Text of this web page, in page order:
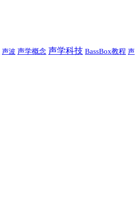
声波 声学概念 声学科技 BassBox教程 声